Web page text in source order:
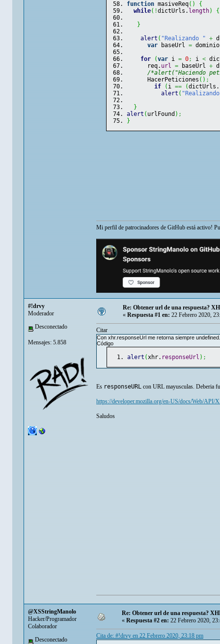
function masiveReq( )
{
while( !dictUrls. length)
{
}
alert ( "Realizando " +
var baseUrl =
for
(var i = 0; i <
req. url = baseUrl +
/*alert("Haciendo
HacerPeticiones ( ) ;
if
( i == (dictUrls.
alert (
}
alert ( urlFound ) ;
}
Mi perfil de patrocinadores de GitHub está activo!
#!drvy
Moderador
Desconectado
Mensajes: 5.858
Re: Obtener url de una respuesta?
« Respuesta #1 en: 22 Febrero 2020,
Citar
Con xhr.responseUrl me retorna siempre undefined.
Código
alert (xhr. responseUrl ) ;
Es responseURL con URL mayusculas. Deberia
https://developer.mozilla.org/en-US/docs/Web/API/
Saludos
@XSStringManolo
Hacker/Programador
Colaborador
Desconectado
Re: Obtener url de una respuesta?
«Respuesta #2 en:22 Febrero 2020,
Cita de: #!drvy en 22 Febrero 2020, 23:18 pm